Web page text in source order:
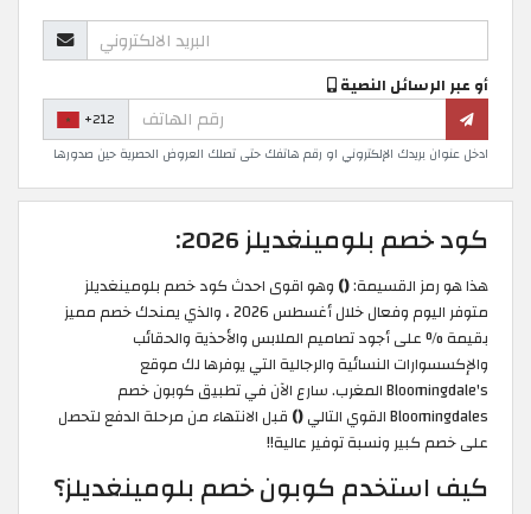
أو عبر الرسائل النصية
+212
ادخل عنوان بريدك الإلكتروني او رقم هاتفك حتى تصلك العروض الحصرية حين صدورها
كود خصم بلومينغديلز 2026:
هذا هو رمز القسيمة:() وهو اقوى احدث كود خصم بلومينغديلز
متوفر اليوم وفعال خلال أغسطس 2026 ، والذي يمنحك خصم مميز
بقيمة % على أجود تصاميم الملابس والأحذية والحقائب
والإكسسوارات النسائية والرجالية التي يوفرها لك موقع
Bloomingdale's المغرب. سارع الآن في تطبيق كوبون خصم
Bloomingdales القوي التالي
() قبل الانتهاء من مرحلة الدفع لتحصل
على خصم كبير ونسبة توفير عالية!!
كيف استخدم كوبون خصم بلومينغديلز؟